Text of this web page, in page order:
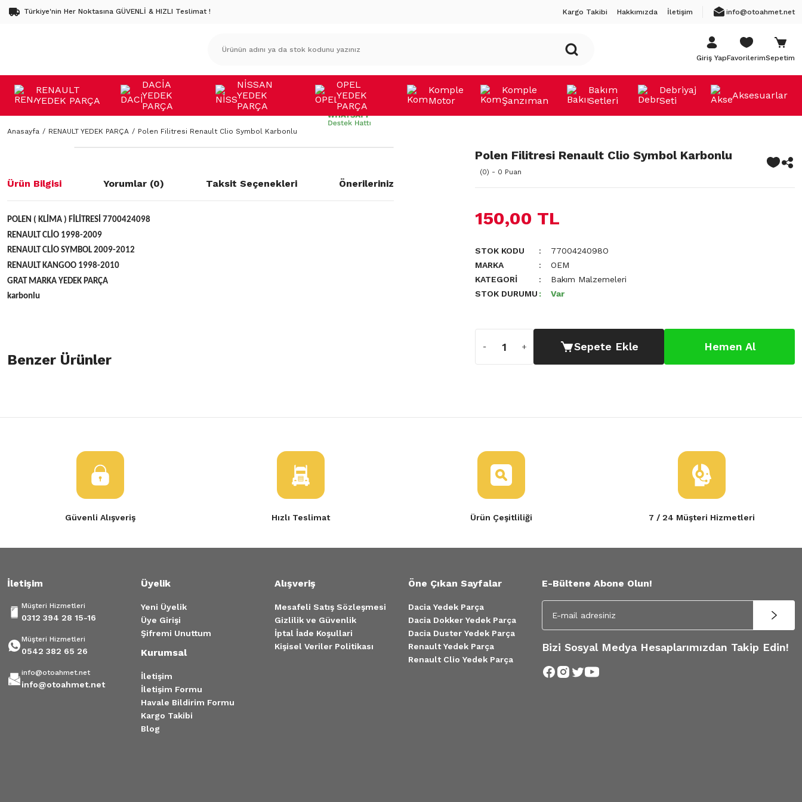
Türkiye'nin Her Noktasına GÜVENLİ & HIZLI Teslimat ! Kargo Takibi Hakkımızda İletişim info@otoahmet.net
Giriş YapFavorilerimSepetim
RENAULT
YEDEK PARÇA
DACİA
YEDEK
PARÇA
NİSSAN
YEDEK
PARÇA
OPEL
YEDEK
PARÇA
Komple
Motor
Komple
Şanzıman
Bakım
Setleri
Debriyaj
Seti
Aksesuarlar
Anasayfa RENAULT YEDEK PARÇA Polen Filitresi Renault Clio Symbol Karbonlu
Ürün Bilgisi Yorumlar (0) Taksit Seçenekleri Önerileriniz
POLEN ( KLİMA ) FİLİTRESİ 7700424098
RENAULT CLİO 1998-2009
RENAULT CLİO SYMBOL 2009-2012
RENAULT KANGOO 1998-2010
GRAT MARKA YEDEK PARÇA
karbonlu
öneri formunu kullanarak tarafımıza iletebilirsiniz.
Ürün açıklamasında eksik bilgiler bulunuyor.
Ürün fiyatı diğer sitelerden daha pahalı.
Bu ürüne benzer farklı alternatifler olmalı.
Benzer Ürünler
Renault Clio Kango Polen Filitresi
Polen Filitresi Renault Clio Symbol Karbonlu
(0) - 0 Puan
150,00 TL
STOK KODU
7700424098O
MARKA
OEM
KATEGORI
Bakım Malzemeleri
STOK DURUMU
Var
Sepete Ekle Hemen Al
Güvenli Alışveriş Hızlı Teslimat Ürün Çeşitliliği 7 / 24 Müşteri Hizmetleri
İletişim
Müşteri Hizmetleri
0312 394 28 15-16
Müşteri Hizmetleri
0542 382 65 26
info@otoahmet.net
info@otoahmet.net
Üyelik
Yeni Üyelik
Üye Girişi
Şifremi Unuttum
Kurumsal
İletişim
İletişim Formu
Havale Bildirim Formu
Kargo Takibi
Blog
Alışveriş
Mesafeli Satış Sözleşmesi
Gizlilik ve Güvenlik
İptal İade Koşullari
Kişisel Veriler Politikası
Öne Çıkan Sayfalar
Dacia Yedek Parça
Dacia Dokker Yedek Parça
Dacia Duster Yedek Parça
Renault Yedek Parça
Renault Clio Yedek Parça
E-Bültene Abone Olun!
Bizi Sosyal Medya Hesaplarımızdan Takip Edin!